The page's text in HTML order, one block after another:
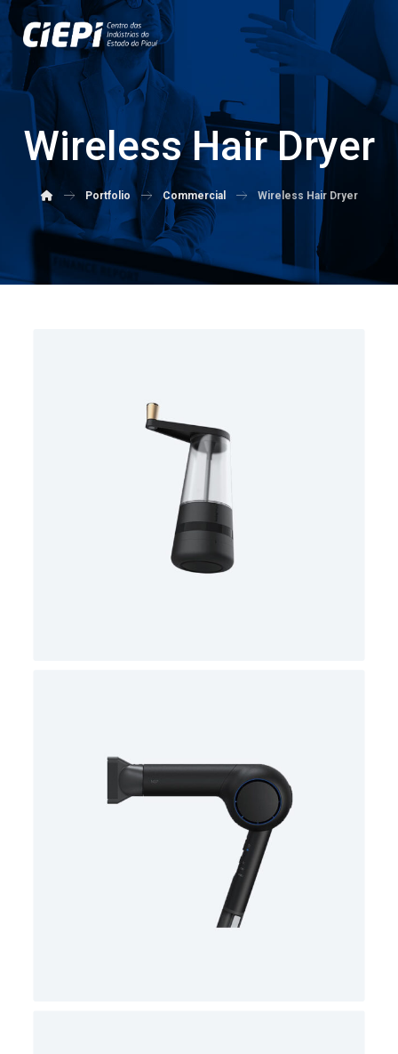
Wireless Hair Dryer
Portfolio Commercial Wireless Hair Dryer